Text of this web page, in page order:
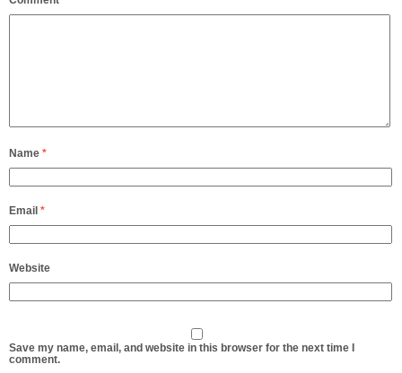
Name *
Email *
Website
Save my name, email, and website in this browser for the next time I
comment.